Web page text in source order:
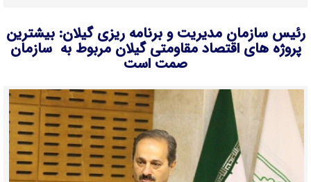
رئیس سازمان مدیریت و برنامه ریزی گیلان: بیشترین
پروژه های اقتصاد مقاومتی گیلان مربوط به سازمان
صمت است